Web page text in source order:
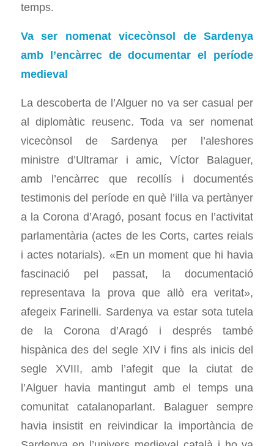
temps.
Va ser nomenat vicecònsol de Sardenya
amb l’encàrrec de documentar el període
medieval
La descoberta de l’Alguer no va ser casual per
al diplomàtic reusenc. Toda va ser nomenat
vicecònsol de Sardenya per l’aleshores
ministre d’Ultramar i amic, Víctor Balaguer,
amb l’encàrrec que recollís i documentés
testimonis del període en què l’illa va pertànyer
a la Corona d’Aragó, posant focus en l’activitat
parlamentària (actes de les Corts, cartes reials
i actes notarials). «En un moment que hi havia
fascinació pel passat, la documentació
representava la prova que allò era veritat»,
afegeix Farinelli. Sardenya va estar sota tutela
de la Corona d’Aragó i després també
hispànica des del segle XIV i fins als inicis del
segle XVIII, amb l’afegit que la ciutat de
l’Alguer havia mantingut amb el temps una
comunitat catalanoparlant. Balaguer sempre
havia insistit en reivindicar la importància de